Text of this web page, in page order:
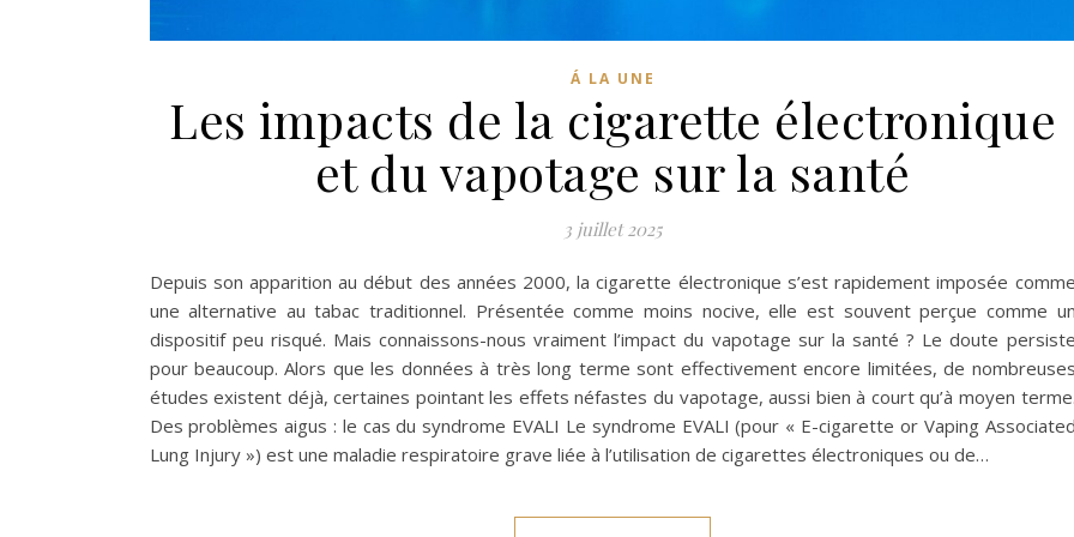
Á LA UNE
Les impacts de la cigarette électronique
et du vapotage sur la santé
3 juillet 2025
Depuis son apparition au début des années 2000, la cigarette électronique s’est rapidement imposée comme
une alternative au tabac traditionnel. Présentée comme moins nocive, elle est souvent perçue comme un
dispositif peu risqué. Mais connaissons-nous vraiment l’impact du vapotage sur la santé ? Le doute persiste
pour beaucoup. Alors que les données à très long terme sont effectivement encore limitées, de nombreuses
études existent déjà, certaines pointant les effets néfastes du vapotage, aussi bien à court qu’à moyen terme.
Des problèmes aigus : le cas du syndrome EVALI Le syndrome EVALI (pour « E-cigarette or Vaping Associated
Lung Injury ») est une maladie respiratoire grave liée à l’utilisation de cigarettes électroniques ou de…